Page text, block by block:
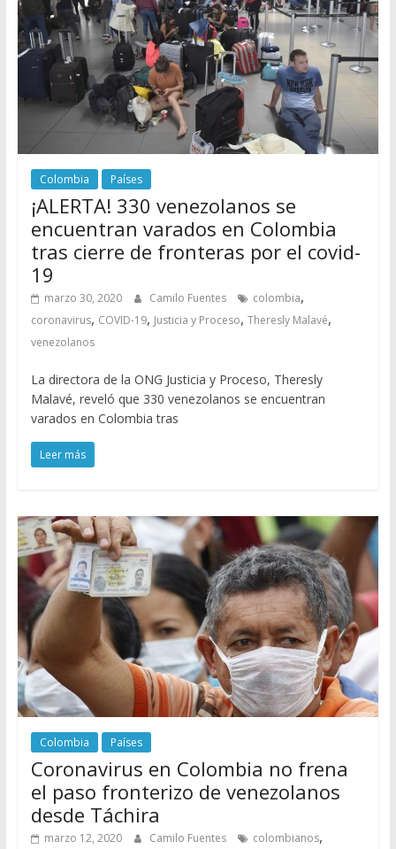
Colombia Países
¡ALERTA! 330 venezolanos se
encuentran varados en Colombia
tras cierre de fronteras por el covid-
19
marzo 30, 2020 Camilo Fuentes colombia,
coronavirus, COVID-19, Justicia y Proceso, Theresly Malavé,
venezolanos
La directora de la ONG Justicia y Proceso, Theresly
Malavé, reveló que 330 venezolanos se encuentran
varados en Colombia tras
Leer más
Colombia Países
Coronavirus en Colombia no frena
el paso fronterizo de venezolanos
desde Táchira
marzo 12, 2020 Camilo Fuentes colombianos,